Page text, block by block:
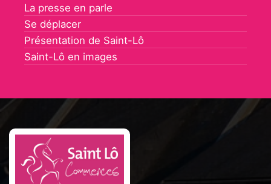
La presse en parle
Se déplacer
Présentation de Saint-Lô
Saint-Lô en images